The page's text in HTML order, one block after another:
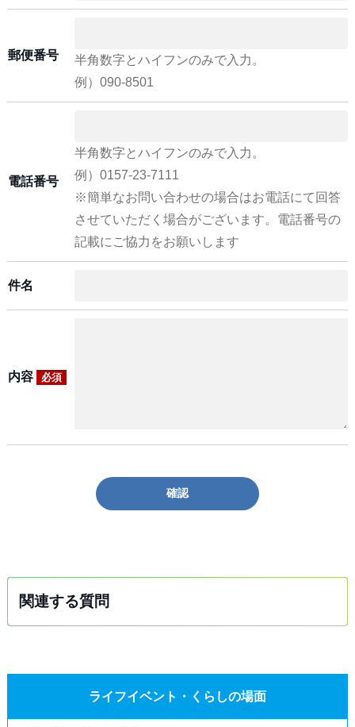
郵便番号
半角数字とハイフンのみで入力。
例）090-8501
電話番号
半角数字とハイフンのみで入力。
例）0157-23-7111
※簡単なお問い合わせの場合はお電話にて回答
させていただく場合がございます。電話番号の
記載にご協力をお願いします
件名
内容 必須
確認
関連する質問
ライフイベント・くらしの場面